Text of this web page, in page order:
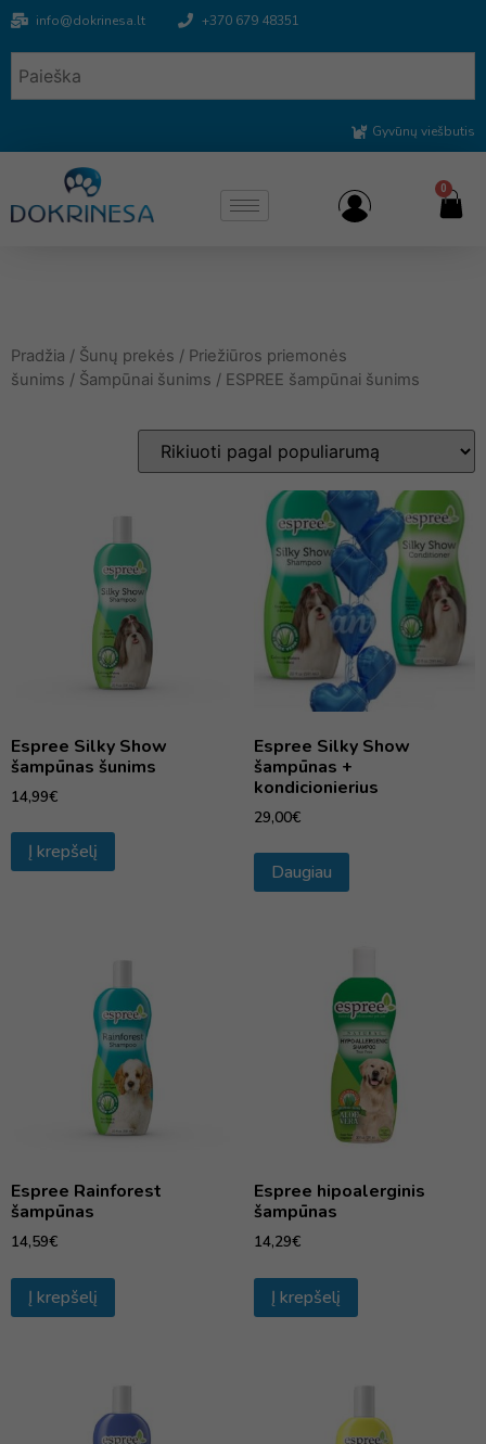
info@dokrinesa.lt +370 679 48351
Gyvūnų viešbutis
0
Pradžia / Šunų prekės / Priežiūros priemonės
šunims / Šampūnai šunims / ESPREE šampūnai šunims
Espree Silky Show
šampūnas šunims
14,99€
Į krepšelį
Espree Silky Show
šampūnas +
kondicionierius
29,00€
Daugiau
Espree Rainforest
šampūnas
14,59€
Į krepšelį
Espree hipoalerginis
šampūnas
14,29€
Į krepšelį